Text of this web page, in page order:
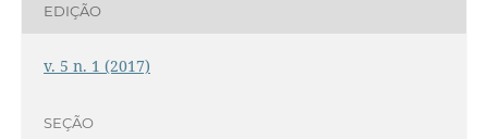
EDIÇÃO
v. 5 n. 1 (2017)
SEÇÃO